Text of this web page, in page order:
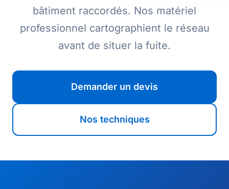
bâtiment raccordés. Nos matériel
professionnel cartographient le réseau
avant de situer la fuite.
Demander un devis
Nos techniques